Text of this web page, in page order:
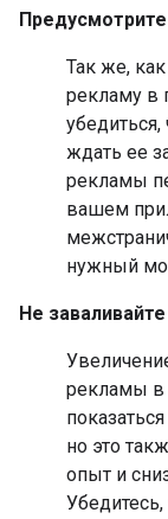
Так же,
рекламу в
ждать ее
рекламы
вашем
нужный
Не
рекламы
но это
опыт и